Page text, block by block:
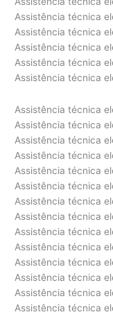
Assistência técnica
Assistência técnica
Assistência técnica
Assistência técnica
Assistência técnica
Assistência técnica
Assistência técnica
Assistência técnica
Assistência técnica
Assistência técnica
Assistência técnica
Assistência técnica
Assistência técnica
Assistência técnica
Assistência técnica
Assistência técnica
Assistência técnica
Assistência técnica
Assistência técnica